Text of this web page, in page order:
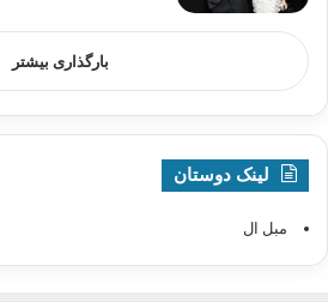
بارگذاری بیشتر
لینک دوستان
مبل ال